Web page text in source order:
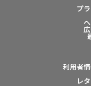
プ
利用者
レ